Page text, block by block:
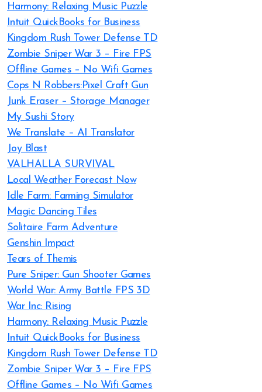
Harmony: Relaxing Music Puzzle
Intuit QuickBooks for Business
Kingdom Rush Tower Defense TD
Zombie Sniper War 3 – Fire FPS
Offline Games – No Wifi Games
Cops N Robbers:Pixel Craft Gun
Junk Eraser – Storage Manager
My Sushi Story
We Translate – AI Translator
Joy Blast
VALHALLA SURVIVAL
Local Weather Forecast Now
Idle Farm: Farming Simulator
Magic Dancing Tiles
Solitaire Farm Adventure
Genshin Impact
Tears of Themis
Pure Sniper: Gun Shooter Games
World War: Army Battle FPS 3D
War Inc: Rising
Harmony: Relaxing Music Puzzle
Intuit QuickBooks for Business
Kingdom Rush Tower Defense TD
Zombie Sniper War 3 – Fire FPS
Offline Games – No Wifi Games